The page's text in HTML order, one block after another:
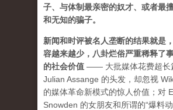
子、与体制最亲密的奴才、或者最
和无知的骗子。
新闻和时评被名人垄断的结果就是
容越来越少，八卦烂俗严重稀释了
的社会价值 —— 大批媒体花费超长
Julian Assange 的头发，却忽视
的媒体革命新模式的惊人价值；对
Snowden 的女朋友和所谓的“爆料动